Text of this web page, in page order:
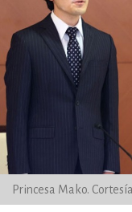
Princesa Mako.